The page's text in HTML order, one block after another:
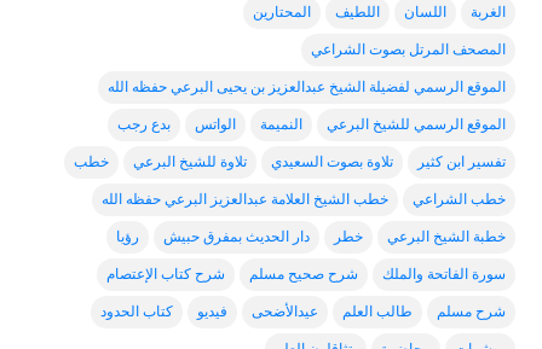
الغربة اللسان اللطيف المحتارين
المصحف المرتل بصوت الشراعي
الموقع الرسمي لفضيلة الشيخ عبدالعزيز بن يحيى البرعي حفظه الله
الموقع الرسمي للشيخ البرعي النميمة الواتس بدع رجب
تفسير ابن كثير تلاوة بصوت السعيدي تلاوة للشيخ البرعي خطب
خطب الشراعي خطب الشيخ العلامة عبدالعزيز البرعي حفظه الله
خطبة الشيخ البرعي خطر دار الحديث بمفرق حبيش رؤيا
سورة الفاتحة والملك شرح صحيح مسلم شرح كتاب الإعتصام
شرح مسلم طالب العلم عيدالأضحى فيديو كتاب الحدود